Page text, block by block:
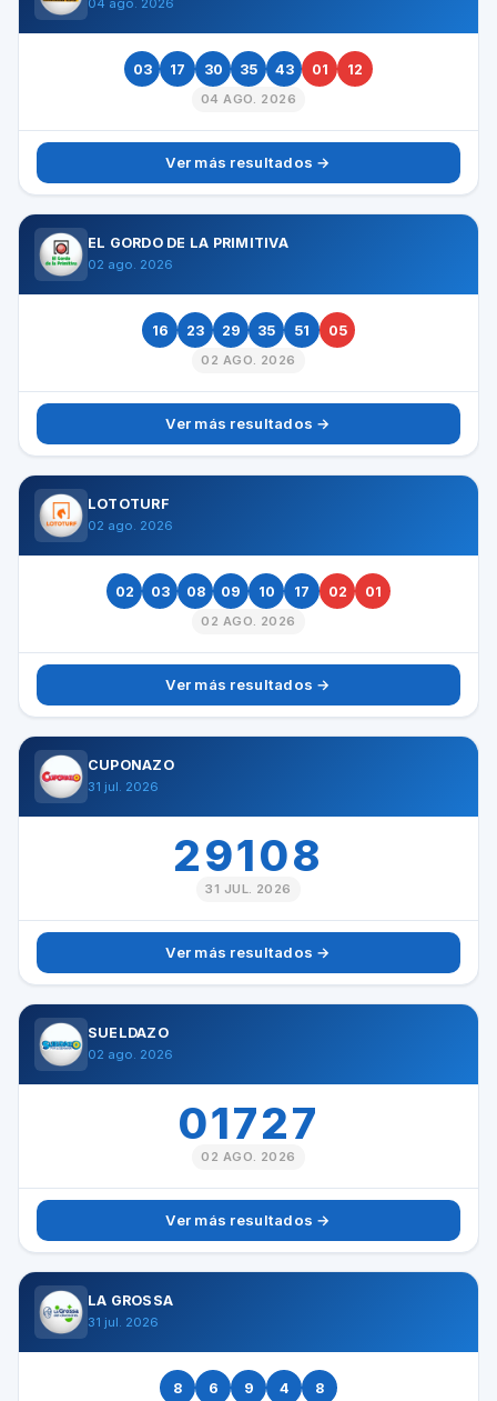
03 17 30 35 43 01 12
04 AGO. 2026
Ver más resultados →
EL GORDO DE LA PRIMITIVA
02 ago. 2026
16 23 29 35 51 05
02 AGO. 2026
Ver más resultados →
LOTOTURF
02 ago. 2026
02 03 08 09 10 17 02 01
02 AGO. 2026
Ver más resultados →
CUPONAZO
31 jul. 2026
29108
31 JUL. 2026
Ver más resultados →
SUELDAZO
02 ago. 2026
01727
02 AGO. 2026
Ver más resultados →
LA GROSSA
31 jul. 2026
8 6 9 4 8